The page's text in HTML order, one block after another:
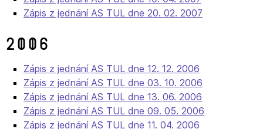
Zápis z jednání AS TUL dne 20. 02. 2007
2006
Zápis z jednání AS TUL dne 12. 12. 2006
Zápis z jednání AS TUL dne 03. 10. 2006
Zápis z jednání AS TUL dne 13. 06. 2006
Zápis z jednání AS TUL dne 09. 05. 2006
Zápis z jednání AS TUL dne 11. 04. 2006